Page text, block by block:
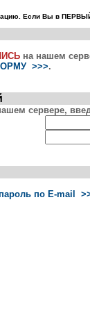
Если Вы в
на нашем
>>>.
сервере,
по E-mail